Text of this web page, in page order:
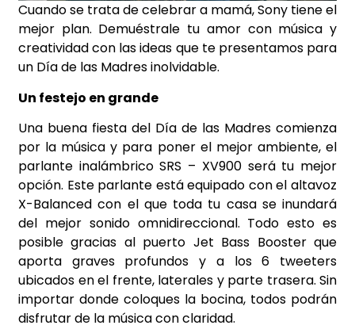
Cuando se trata de celebrar a mamá, Sony tiene el
mejor plan. Demuéstrale tu amor con música y
creatividad con las ideas que te presentamos para
un Día de las Madres inolvidable.
Un festejo en grande
Una buena fiesta del Día de las Madres comienza
por la música y para poner el mejor ambiente, el
parlante inalámbrico SRS – XV900 será tu mejor
opción. Este parlante está equipado con el altavoz
X-Balanced con el que toda tu casa se inundará
del mejor sonido omnidireccional. Todo esto es
posible gracias al puerto Jet Bass Booster que
aporta graves profundos y a los 6 tweeters
ubicados en el frente, laterales y parte trasera. Sin
importar donde coloques la bocina, todos podrán
disfrutar de la música con claridad.